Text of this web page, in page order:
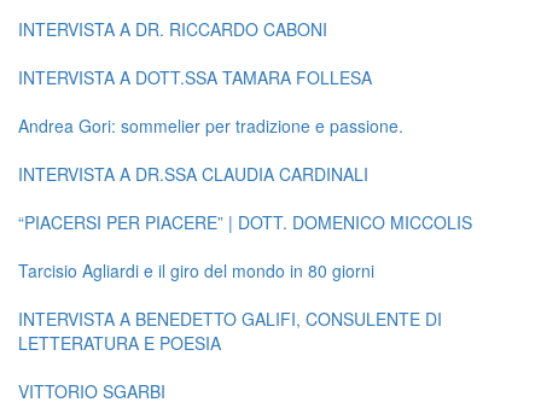
INTERVISTA A DR. RICCARDO CABONI
INTERVISTA A DOTT.SSA TAMARA FOLLESA
Andrea Gori: sommelier per tradizione e passione.
INTERVISTA A DR.SSA CLAUDIA CARDINALI
“PIACERSI PER PIACERE” | DOTT. DOMENICO MICCOLIS
Tarcisio Agliardi e il giro del mondo in 80 giorni
INTERVISTA A BENEDETTO GALIFI, CONSULENTE DI
LETTERATURA E POESIA
VITTORIO SGARBI